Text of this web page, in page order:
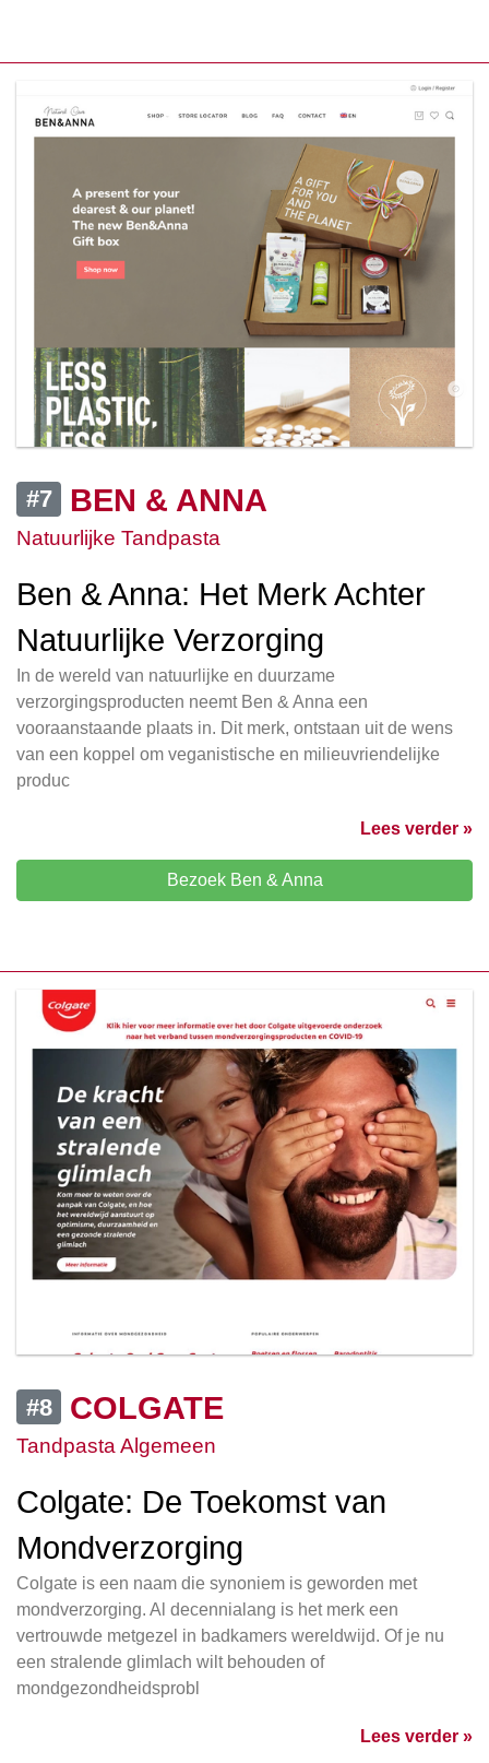
#7 BEN & ANNA
Natuurlijke Tandpasta
Ben & Anna: Het Merk Achter
Natuurlijke Verzorging
In de wereld van natuurlijke en duurzame
verzorgingsproducten neemt Ben & Anna een
vooraanstaande plaats in. Dit merk, ontstaan uit de wens
van een koppel om veganistische en milieuvriendelijke
produc
Lees verder »
Bezoek Ben & Anna
#8 COLGATE
Tandpasta Algemeen
Colgate: De Toekomst van
Mondverzorging
Colgate is een naam die synoniem is geworden met
mondverzorging. Al decennialang is het merk een
vertrouwde metgezel in badkamers wereldwijd. Of je nu
een stralende glimlach wilt behouden of
mondgezondheidsprobl
Lees verder »